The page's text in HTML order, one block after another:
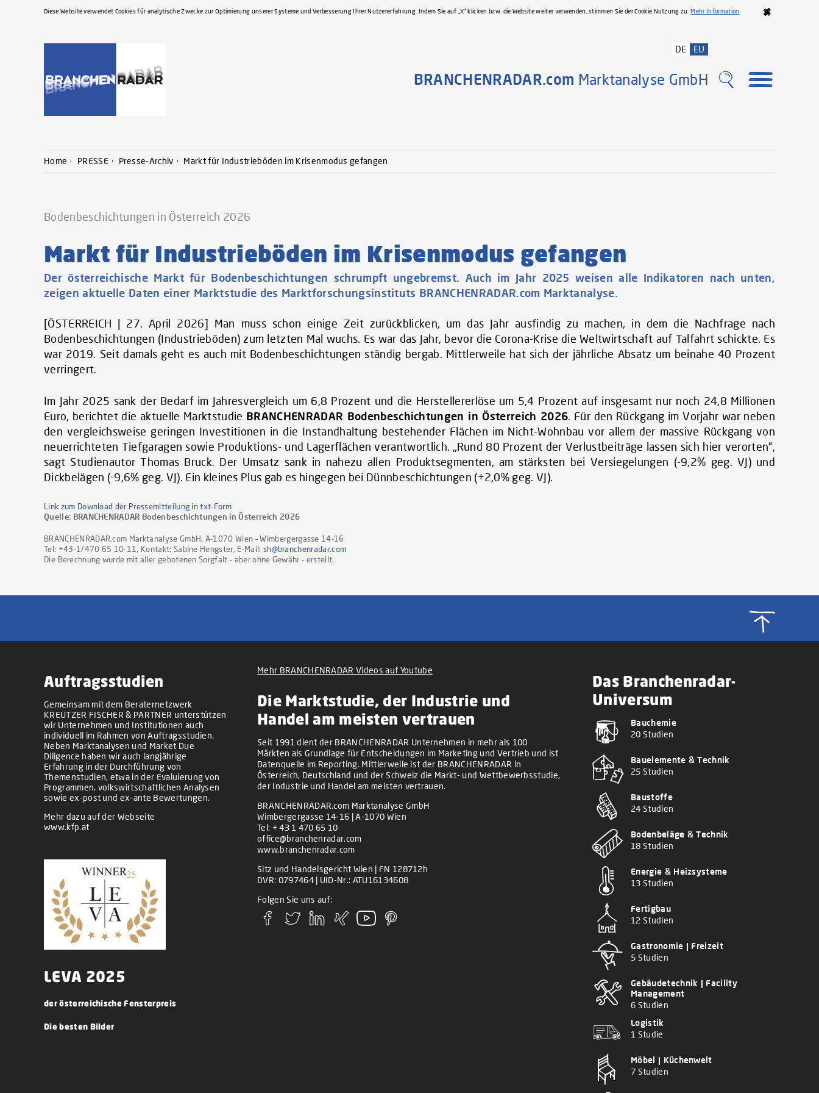
Diese Website verwendet Cookies für analytische Zwecke zur Optimierung unserer Systeme und Verbesserung Ihrer Nutzererfahrung. Indem Sie auf „X“ klicken bzw. die Website weiter verwenden, stimmen Sie der Cookie Nutzung zu.Mehr Information
BRANCHENRADAR.com Marktanalyse GmbH
DE EU
Home PRESSE Presse-Archiv Markt für Industrieböden im Krisenmodus gefangen
Bodenbeschichtungen in Österreich 2026
Markt für Industrieböden im Krisenmodus gefangen
Der österreichische Markt für Bodenbeschichtungen schrumpft ungebremst. Auch im Jahr 2025 weisen alle Indikatoren nach unten,
zeigen aktuelle Daten einer Marktstudie des Marktforschungsinstituts BRANCHENRADAR.com Marktanalyse.
[ÖSTERREICH | 27. April 2026] Man muss schon einige Zeit zurückblicken, um das Jahr ausfindig zu machen, in dem die Nachfrage nach
Bodenbeschichtungen (Industrieböden) zum letzten Mal wuchs. Es war das Jahr, bevor die Corona-Krise die Weltwirtschaft auf Talfahrt schickte. Es
war 2019. Seit damals geht es auch mit Bodenbeschichtungen ständig bergab. Mittlerweile hat sich der jährliche Absatz um beinahe 40 Prozent
verringert.
Im Jahr 2025 sank der Bedarf im Jahresvergleich um 6,8 Prozent und die Herstellererlöse um 5,4 Prozent auf insgesamt nur noch 24,8 Millionen
Euro, berichtet die aktuelle Marktstudie BRANCHENRADAR Bodenbeschichtungen in Österreich 2026. Für den Rückgang im Vorjahr war neben
den vergleichsweise geringen Investitionen in die Instandhaltung bestehender Flächen im Nicht-Wohnbau vor allem der massive Rückgang von
neuerrichteten Tiefgaragen sowie Produktions- und Lagerflächen verantwortlich. „Rund 80 Prozent der Verlustbeiträge lassen sich hier verorten“,
sagt Studienautor Thomas Bruck. Der Umsatz sank in nahezu allen Produktsegmenten, am stärksten bei Versiegelungen (-9,2% geg. VJ) und
Dickbelägen (-9,6% geg. VJ). Ein kleines Plus gab es hingegen bei Dünnbeschichtungen (+2,0% geg. VJ).
Link zum Download der Pressemitteilung in txt-Form
Quelle: BRANCHENRADAR Bodenbeschichtungen in Österreich 2026
BRANCHENRADAR.com Marktanalyse GmbH, A-1070 Wien – Wimbergergasse 14-16
Tel: +43-1/470 65 10-11, Kontakt: Sabine Hengster, E-Mail: sh@branchenradar.com
Die Berechnung wurde mit aller gebotenen Sorgfalt – aber ohne Gewähr – erstellt.
Auftragsstudien
Gemeinsam mit dem Beraternetzwerk
KREUTZER FISCHER & PARTNER unterstützen
wir Unternehmen und Institutionen auch
individuell im Rahmen von Auftragsstudien.
Neben Marktanalysen und Market Due
Diligence haben wir auch langjährige
Erfahrung in der Durchführung von
Themenstudien, etwa in der Evaluierung von
Programmen, volkswirtschaftlichen Analysen
sowie ex-post und ex-ante Bewertungen.
Mehr dazu auf der Webseite
www.kfp.at
LEVA 2025
der österreichische Fensterpreis
Die besten Bilder
Mehr BRANCHENRADAR Videos auf Youtube
Die Marktstudie, der Industrie und
Handel am meisten vertrauen
Seit 1991 dient der BRANCHENRADAR Unternehmen in mehr als 100
Märkten als Grundlage für Entscheidungen im Marketing und Vertrieb und ist
Datenquelle im Reporting. Mittlerweile ist der BRANCHENRADAR in
Österreich, Deutschland und der Schweiz die Markt- und Wettbewerbsstudie,
der Industrie und Handel am meisten vertrauen.
BRANCHENRADAR.com Marktanalyse GmbH
Wimbergergasse 14-16 | A-1070 Wien
Tel: + 43 1 470 65 10
office@branchenradar.com
www.branchenradar.com
Sitz und Handelsgericht Wien | FN 128712h
DVR: 0797464 | UID-Nr.: ATU16134608
Folgen Sie uns auf:
Das Branchenradar-
Universum
Bauchemie
20 Studien
Bauelemente & Technik
25 Studien
Baustoffe
24 Studien
Bodenbeläge & Technik
18 Studien
Energie & Heizsysteme
13 Studien
Fertigbau
12 Studien
Gastronomie | Freizeit
5 Studien
Gebäudetechnik | Facility
Management
6 Studien
Logistik
1 Studie
Möbel | Küchenwelt
7 Studien